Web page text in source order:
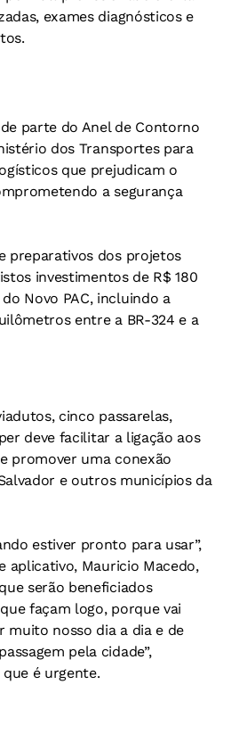
exames diagnósticos e
parte do Anel de Contorno
dos Transportes para
que prejudicam o
a segurança
preparativos dos projetos
investimentos de R$ 180
Novo PAC, incluindo a
entre a BR-324 e a
cinco passarelas,
deve facilitar a ligação aos
promover uma conexão
e outros municípios da
estiver pronto para usar”,
aplicativo, Mauricio Macedo,
serão beneficiados
façam logo, porque vai
muito nosso dia a dia e de
pela cidade”,
é urgente.